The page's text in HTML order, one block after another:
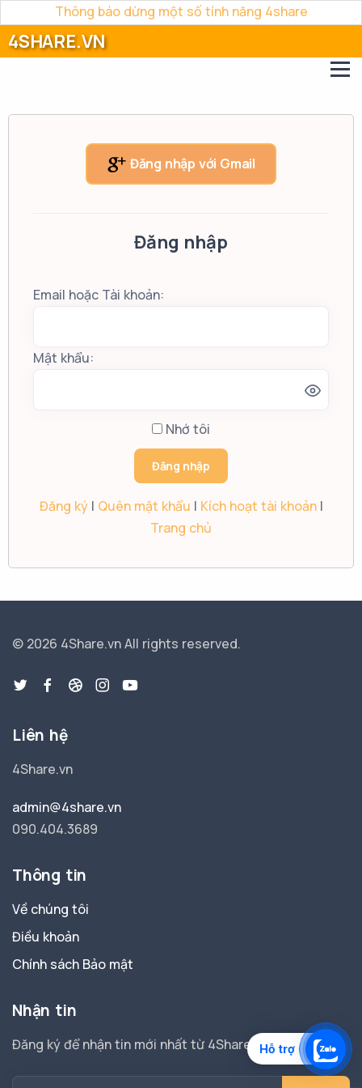
Thông báo dừng một số tính năng 4share
4SHARE.VN
Đăng nhập với Gmail
Đăng nhập
Email hoặc Tài khoản:
Mật khẩu:
Nhớ tôi
Đăng ký| Quên mật khẩu | Kích hoạt tài khoản|
Trang chủ
© 2026 4Share.vnAll rights reserved.
Liên hệ
4Share.vn
admin@4share.vn
090.404.3689
Thông tin
Về chúng tôi
Điều khoản
Chính sách Bảo mật
Nhận tin
Đăng ký để nhận tin mới nhất từ 4Share. Hỗ trợ